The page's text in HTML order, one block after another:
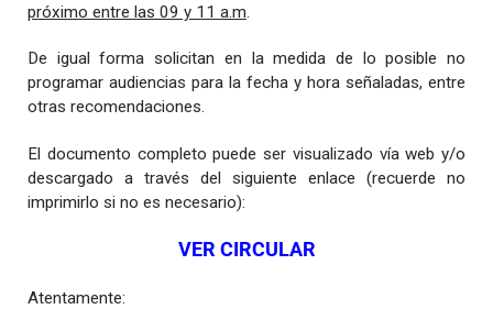
próximo entre las 09 y 11 a.m
De igual forma solicitan en la medida de lo posible no
programar audiencias para la fecha y hora señaladas, entre
otras recomendaciones.
El documento completo puede ser visualizado vía web y/o
descargado a través del siguiente enlace (recuerde no
imprimirlo si no es necesario):
VER CIRCULAR
Atentamente: